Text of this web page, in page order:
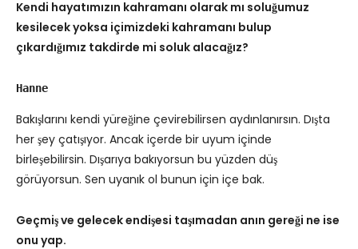
Kendi hayatımızın kahramanı olarak mı soluğumuz
kesilecek yoksa içimizdeki kahramanı bulup
çıkardığımız takdirde mi soluk alacağız?
Hanne
Bakışlarını kendi yüreğine çevirebilirsen aydınlanırsın. Dışta
her şey çatışıyor. Ancak içerde bir uyum içinde
birleşebilirsin. Dışarıya bakıyorsun bu yüzden düş
görüyorsun. Sen uyanık ol bunun için içe bak.
Geçmiş ve gelecek endişesi taşımadan anın gereği ne ise
onu yap.